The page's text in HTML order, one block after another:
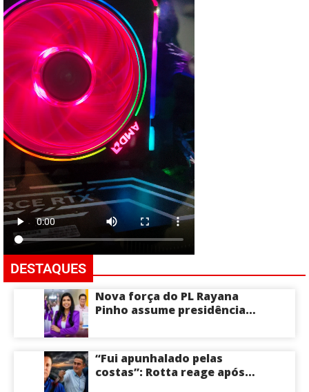
DESTAQUES
Nova força do PL Rayana
Pinho assume presidência
como nome competitivo
para a ALEAM
“Fui apunhalado pelas
costas”: Rotta reage após